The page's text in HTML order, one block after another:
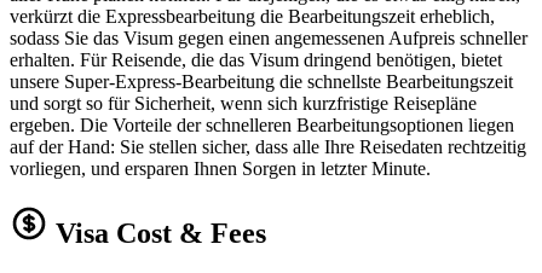
verkürzt die Expressbearbeitung die Bearbeitungszeit erheblich,
sodass Sie das Visum gegen einen angemessenen Aufpreis schneller
erhalten. Für Reisende, die das Visum dringend benötigen, bietet
unsere Super-Express-Bearbeitung die schnellste Bearbeitungszeit
und sorgt so für Sicherheit, wenn sich kurzfristige Reisepläne
ergeben. Die Vorteile der schnelleren Bearbeitungsoptionen liegen
auf der Hand: Sie stellen sicher, dass alle Ihre Reisedaten rechtzeitig
vorliegen, und ersparen Ihnen Sorgen in letzter Minute.
Visa Cost & Fees